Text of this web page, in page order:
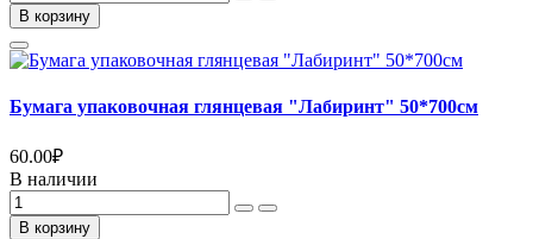
В корзину
Бумага упаковочная глянцевая "Лабиринт" 50*700см
60.00₽
В наличии
В корзину